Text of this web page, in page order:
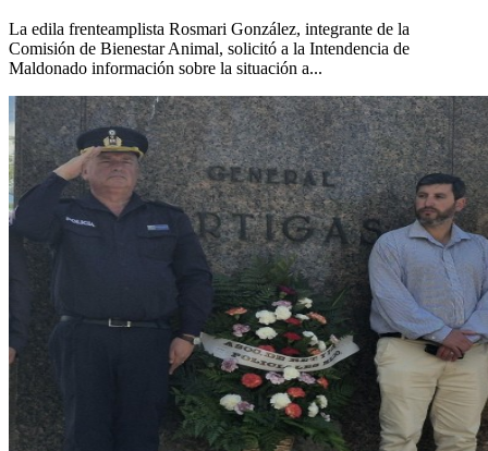
La edila frenteamplista Rosmari González, integrante de la
Comisión de Bienestar Animal, solicitó a la Intendencia de
Maldonado información sobre la situación a...